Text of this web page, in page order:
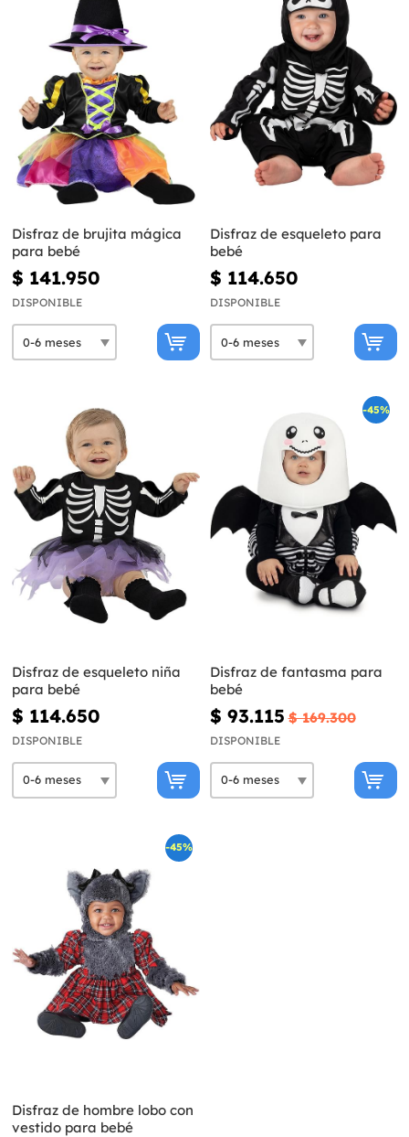
Disfraz de brujita mágica
para bebé
$ 141.950
DISPONIBLE
Disfraz de esqueleto para
bebé
$ 114.650
DISPONIBLE
Disfraz de esqueleto niña
para bebé
$ 114.650
DISPONIBLE
-45%
Disfraz de fantasma para
bebé
$ 93.115 $ 169.300
DISPONIBLE
-45%
Disfraz de hombre lobo con
vestido para bebé